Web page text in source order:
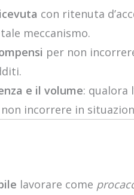
con ritenuta
meccanismo.
per non
e il volume: qualora
incorrere in
lavorare come